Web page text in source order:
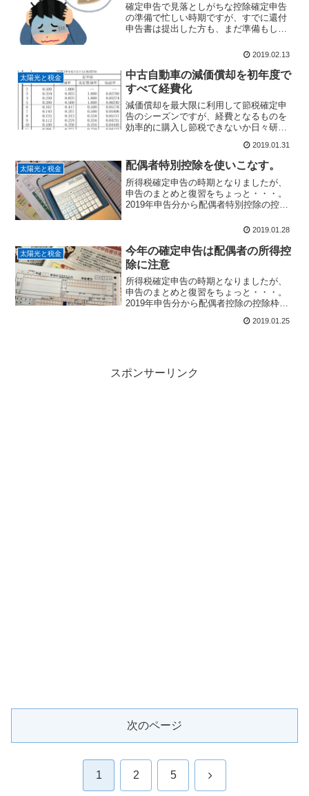
確定申告で見落としがちな控除確定申告
の準備で忙しい時期ですが、すでに還付
申告書は提出した方も、まだ準備もして
タです。結構大きな控除で多くの方が見
落としているものがあります。それは
「障がい者控除」我が家には...
2019.02.13
太陽光と税金
中古自動車の減価償却を初年度で
すべて経費化
減価償却を最大限に利用して節税確定申
告のシーズンですが、経費となるものを
効率的に購入し節税できないか日々研究
が、個人事業主でも「機械装置・車両運
搬具・器具備品」については定率・定額
を選択することが出来ます...
2019.01.31
太陽光と税金 配偶者特別控除を使いこなす。
所得税確定申告の時期となりましたが、
申告のまとめと復習をちょっと・・・。
2019年申告分から配偶者特別控除の控除
方、外れる方をまとめてみたいと思いま
控除の範囲・同一生計...
2019.01.28
太陽光と税金
今年の確定申告は配偶者の所得控
除に注意
所得税確定申告の時期となりましたが、
申告のまとめと復習をちょっと・・・。
2019年申告分から配偶者控除の控除枠が
外れる方をまとめてみたいと思います。
2019.01.25
スポンサーリンク
次のページ
1 2 5 次